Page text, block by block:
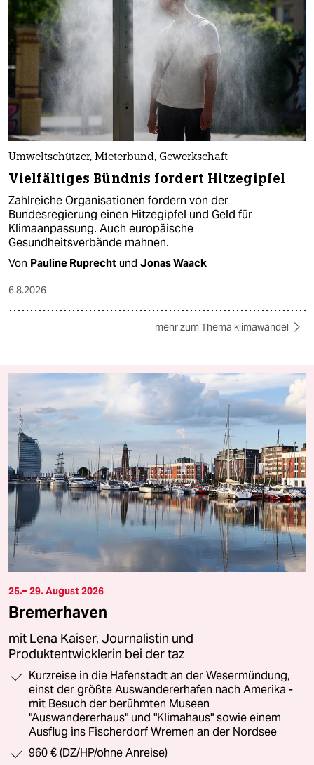
Umweltschützer, Mieterbund, Gewerkschaft
Vielfältiges Bündnis fordert Hitzegipfel
Zahlreiche Organisationen fordern von der
Bundesregierung einen Hitzegipfel und Geld für
Klimaanpassung. Auch europäische
Gesundheitsverbände mahnen.
Von Pauline Ruprecht und Jonas Waack
6.8.2026
mehr zum Thema klimawandel
25.– 29. August 2026
Bremerhaven
mit Lena Kaiser, Journalistin und
Produktentwicklerin bei der taz
Kurzreise in die Hafenstadt an der Wesermündung,
einst der größte Auswandererhafen nach Amerika -
mit Besuch der berühmten Museen
"Auswandererhaus" und "Klimahaus" sowie einem
Ausflug ins Fischerdorf Wremen an der Nordsee
960 € (DZ/HP/ohne Anreise)